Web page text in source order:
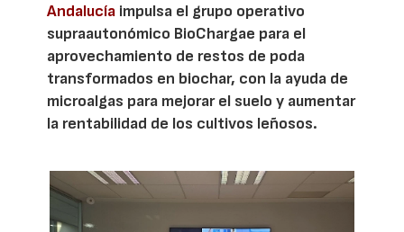
Andalucía impulsa el grupo operativo
supraautonómico BioChargae para el
aprovechamiento de restos de poda
transformados en biochar, con la ayuda de
microalgas para mejorar el suelo y aumentar
la rentabilidad de los cultivos leñosos.